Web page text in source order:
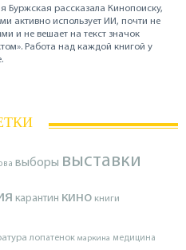
Буржская рассказала Кинопоиску,
активно использует ИИ, почти не
и не вешает на текст значок
Работа над каждой книгой у
выборы выставки
карантин кино книги
лопатенок маркина медицина